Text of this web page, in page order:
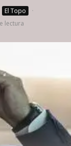
El Topo
·
lectura